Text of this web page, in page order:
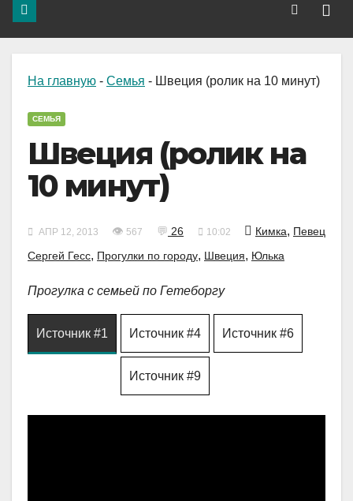
На главную - Семья - Швеция (ролик на 10 минут)
СЕМЬЯ
Швеция (ролик на
10 минут)
АПР 12, 2013 👁 567 💬 26 10:02 Кимка, Певец
Сергей Гесс, Прогулки по городу, Швеция, Юлька
Прогулка с семьей по Гетеборгу
Источник #1 Источник #4 Источник #6
Источник #9